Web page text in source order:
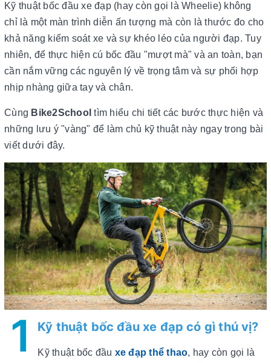
Kỹ thuật bốc đầu xe đạp (hay còn gọi là Wheelie) không
chỉ là một màn trình diễn ấn tượng mà còn là thước đo cho
khả năng kiểm soát xe và sự khéo léo của người đạp. Tuy
nhiên, để thực hiện cú bốc đầu "mượt mà" và an toàn, bạn
cần nắm vững các nguyên lý về trọng tâm và sự phối hợp
nhịp nhàng giữa tay và chân.
Cùng Bike2School tìm hiểu chi tiết các bước thực hiện và
những lưu ý "vàng" để làm chủ kỹ thuật này ngay trong bài
viết dưới đây.
1 Kỹ thuật bốc đầu xe đạp có gì thú vị?
Kỹ thuật bốc đầu xe đạp thể thao, hay còn gọi là